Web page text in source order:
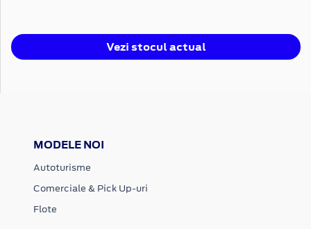
Vezi stocul actual
MODELE NOI
Autoturisme
Comerciale & Pick Up-uri
Flote